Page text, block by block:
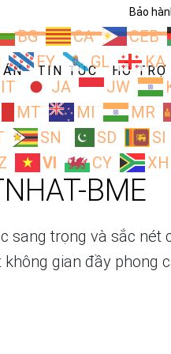
Bảo
BG CA CEB
FY GL KA
IT JA JW
MT MI MR
SN SD SI
VI CY XH
ÁN TIN TỨC HỖ TRỢ
BME
sang trọng và sắc
không gian đầy phong